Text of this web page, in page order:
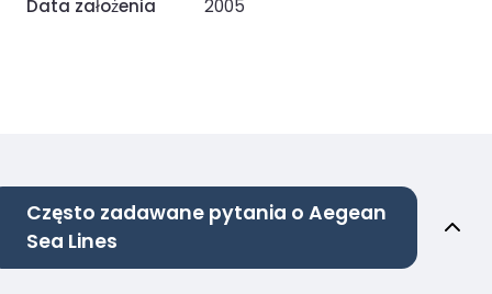
Data założenia
2005
Często zadawane pytania o Aegean
Sea Lines